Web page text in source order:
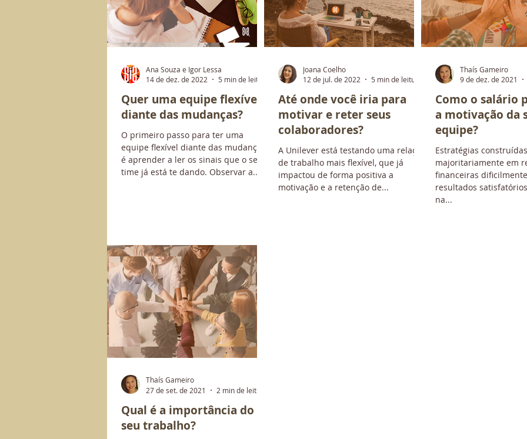
Quer uma equipe flexível
diante das mudanças?
O primeiro passo para ter uma
equipe flexível diante das mudanças
é aprender a ler os sinais que o seu
time já está te dando. Observar a...
Ana Souza e Igor Lessa
14 de dez. de 2022
5 min de leitura
Até onde você iria para
motivar e reter seus
colaboradores?
A Unilever está testando uma relação
de trabalho mais flexível, que já
impactou de forma positiva a
motivação e a retenção de...
Joana Coelho
12 de jul. de 2022
5 min de leitura
Como o salário
a motivação da
equipe?
Estratégias construídas
majoritariamente em
financeiras
resultados
na...
Thaís Gameiro
9 de dez. de 2021
Qual é a importância do
seu trabalho?
Thaís Gameiro
27 de set. de 2021
2 min de leitura